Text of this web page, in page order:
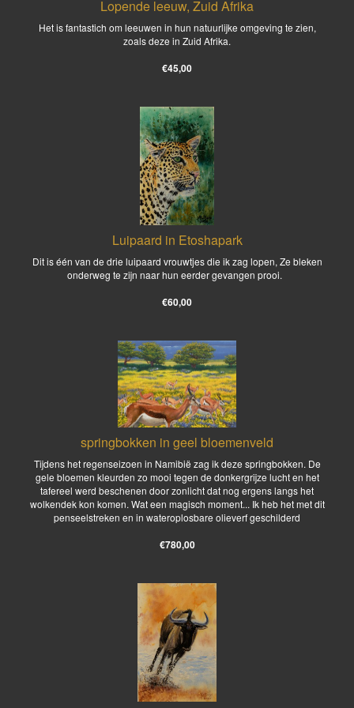
Lopende leeuw, Zuid Afrika
Het is fantastich om leeuwen in hun natuurlijke omgeving te zien,
zoals deze in Zuid Afrika.
€45,00
Luipaard in Etoshapark
Dit is één van de drie luipaard vrouwtjes die ik zag lopen, Ze bleken
onderweg te zijn naar hun eerder gevangen prooi.
€60,00
springbokken in geel bloemenveld
Tijdens het regenseizoen in Namibië zag ik deze springbokken. De
gele bloemen kleurden zo mooi tegen de donkergrijze lucht en het
tafereel werd beschenen door zonlicht dat nog ergens langs het
wolkendek kon komen. Wat een magisch moment... Ik heb het met dit
penseelstreken en in wateroplosbare olieverf geschilderd
€780,00